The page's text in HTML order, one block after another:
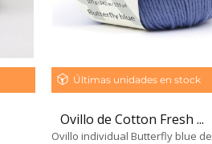
Últimas unidades en stock
Ovillo de Cotton Fresh ...
Ovillo individual Butterfly blue de